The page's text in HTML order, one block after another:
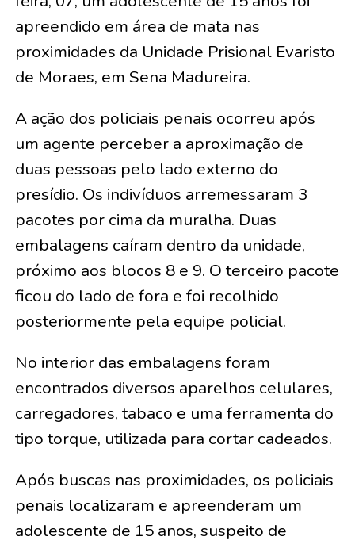
apreendido em área de mata nas
proximidades da Unidade Prisional Evaristo
de Moraes, em Sena Madureira.
A ação dos policiais penais ocorreu após
um agente perceber a aproximação de
duas pessoas pelo lado externo do
presídio. Os indivíduos arremessaram 3
pacotes por cima da muralha. Duas
embalagens caíram dentro da unidade,
próximo aos blocos 8 e 9. O terceiro pacote
ficou do lado de fora e foi recolhido
posteriormente pela equipe policial.
No interior das embalagens foram
encontrados diversos aparelhos celulares,
carregadores, tabaco e uma ferramenta do
tipo torque, utilizada para cortar cadeados.
Após buscas nas proximidades, os policiais
penais localizaram e apreenderam um
adolescente de 15 anos, suspeito de